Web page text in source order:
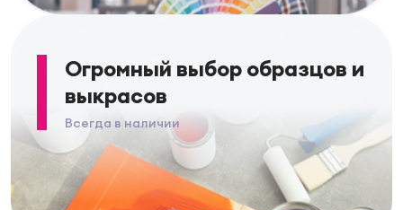
Огромный выбор образцов и
выкрасов
Всегда в наличии